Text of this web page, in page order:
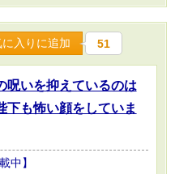
に入りに追加 51
いを抑えているのは
も怖い顔をしていま
中】